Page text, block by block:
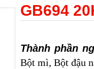
GB694
Thành phần
Bột mì, Bột đậu